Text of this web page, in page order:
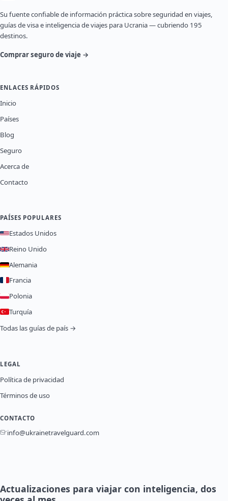
Su fuente confiable de información práctica sobre seguridad en viajes,
guías de visa e inteligencia de viajes para Ucrania — cubriendo 195
destinos.
Comprar seguro de viaje →
ENLACES RÁPIDOS
Inicio
Países
Blog
Seguro
Acerca de
Contacto
PAÍSES POPULARES
Estados Unidos
Reino Unido
Alemania
Francia
Polonia
Turquía
Todas las guías de país →
LEGAL
Política de privacidad
Términos de uso
CONTACTO
info@ukrainetravelguard.com
Actualizaciones para viajar con inteligencia, dos